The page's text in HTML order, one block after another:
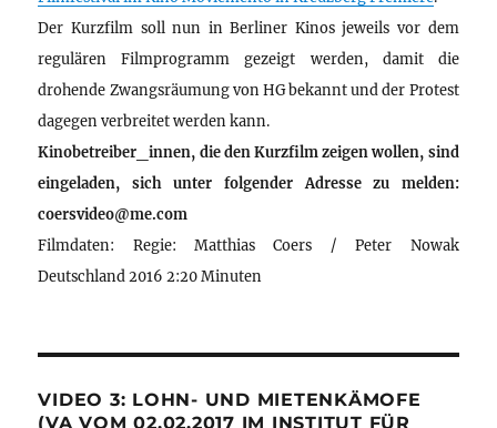
Der Kurzfilm soll nun in Berliner Kinos jeweils vor dem
regulären Filmprogramm gezeigt werden, damit die
drohende Zwangsräumung von HG bekannt und der Protest
dagegen verbreitet werden kann.
Kinobetreiber_innen, die den Kurzfilm zeigen wollen, sind
eingeladen, sich unter folgender Adresse zu melden:
coersvideo@me.com
Filmdaten: Regie: Matthias Coers / Peter Nowak
Deutschland 2016 2:20 Minuten
VIDEO 3: LOHN- UND MIETENKÄMOFE
(VA VOM 02.02.2017 IM INSTITUT FÜR